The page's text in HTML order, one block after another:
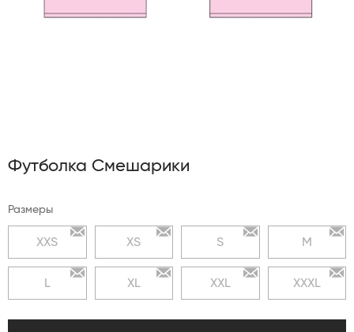
Футболка Смешарики
Размеры
XXS XS S M
L XL XXL XXXL